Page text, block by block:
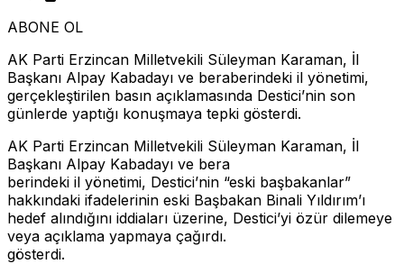
ABONE OL
AK Parti Erzincan Milletvekili Süleyman Karaman, İl
Başkanı Alpay Kabadayı ve beraberindeki il yönetimi,
gerçekleştirilen basın açıklamasında Destici’nin son
günlerde yaptığı konuşmaya tepki gösterdi.
AK Parti Erzincan Milletvekili Süleyman Karaman, İl
Başkanı Alpay Kabadayı ve bera
berindeki il yönetimi, Destici’nin “eski başbakanlar”
hakkındaki ifadelerinin eski Başbakan Binali Yıldırım’ı
hedef alındığını iddiaları üzerine, Destici’yi özür dilemeye
veya açıklama yapmaya çağırdı.
gösterdi.